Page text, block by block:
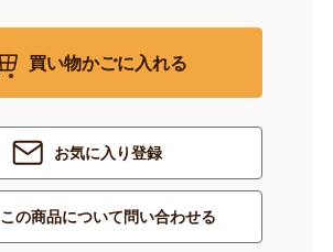
買い物かごに入れる
お気に入り登録
この商品について問い合わせる